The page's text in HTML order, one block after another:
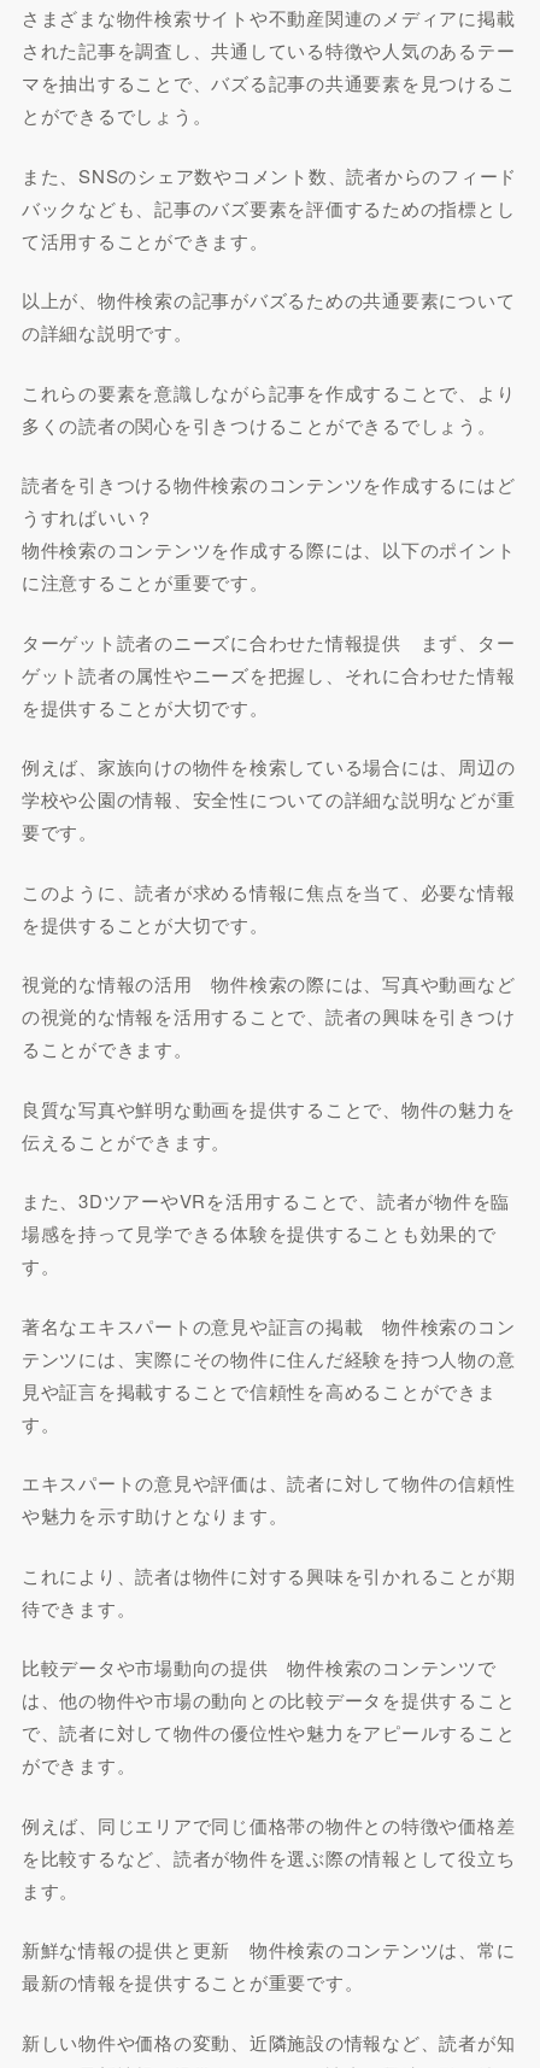
さまざまな物件検索サイトや不動産関連のメディアに掲載
された記事を調査し、共通している特徴や人気のあるテー
マを抽出することで、バズる記事の共通要素を見つけるこ
とができるでしょう。
また、SNSのシェア数やコメント数、読者からのフィード
バックなども、記事のバズ要素を評価するための指標とし
て活用することができます。
以上が、物件検索の記事がバズるための共通要素について
の詳細な説明です。
これらの要素を意識しながら記事を作成することで、より
多くの読者の関心を引きつけることができるでしょう。
読者を引きつける物件検索のコンテンツを作成するにはど
うすればいい？
物件検索のコンテンツを作成する際には、以下のポイント
に注意することが重要です。
ターゲット読者のニーズに合わせた情報提供 まず、ター
ゲット読者の属性やニーズを把握し、それに合わせた情報
を提供することが大切です。
例えば、家族向けの物件を検索している場合には、周辺の
学校や公園の情報、安全性についての詳細な説明などが重
要です。
このように、読者が求める情報に焦点を当て、必要な情報
を提供することが大切です。
視覚的な情報の活用 物件検索の際には、写真や動画など
の視覚的な情報を活用することで、読者の興味を引きつけ
ることができます。
良質な写真や鮮明な動画を提供することで、物件の魅力を
伝えることができます。
また、3DツアーやVRを活用することで、読者が物件を臨
場感を持って見学できる体験を提供することも効果的で
す。
著名なエキスパートの意見や証言の掲載 物件検索のコン
テンツには、実際にその物件に住んだ経験を持つ人物の意
見や証言を掲載することで信頼性を高めることができま
す。
エキスパートの意見や評価は、読者に対して物件の信頼性
や魅力を示す助けとなります。
これにより、読者は物件に対する興味を引かれることが期
待できます。
比較データや市場動向の提供 物件検索のコンテンツで
は、他の物件や市場の動向との比較データを提供すること
で、読者に対して物件の優位性や魅力をアピールすること
ができます。
例えば、同じエリアで同じ価格帯の物件との特徴や価格差
を比較するなど、読者が物件を選ぶ際の情報として役立ち
ます。
新鮮な情報の提供と更新 物件検索のコンテンツは、常に
最新の情報を提供することが重要です。
新しい物件や価格の変動、近隣施設の情報など、読者が知